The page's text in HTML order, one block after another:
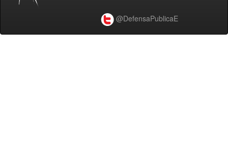
@DefensaPublicaE